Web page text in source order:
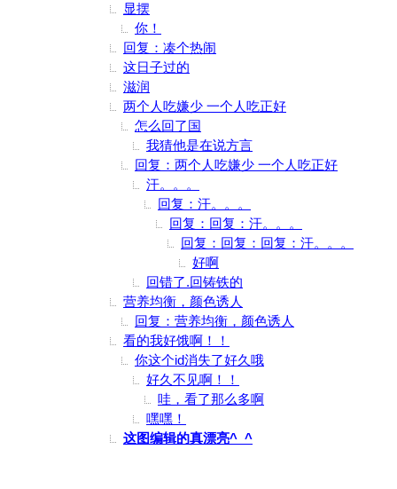
显摆
你！
回复：凑个热闹
这日子过的
滋润
两个人吃嫌少 一个人吃正好
怎么回了国
我猜他是在说方言
回复：两个人吃嫌少 一个人吃正好
汗。。。
回复：汗。。。
回复：回复：汗。。。
回复：回复：回复：汗。。。
好啊
回错了.回铸铁的
营养均衡，颜色诱人
回复：营养均衡，颜色诱人
看的我好饿啊！！
你这个id消失了好久哦
好久不见啊！！
哇，看了那么多啊
嘿嘿！
这图编辑的真漂亮^_^